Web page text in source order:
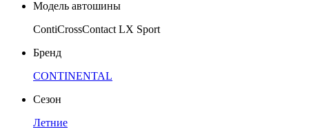
Модель автошины
ContiCrossContact LX Sport
Бренд
CONTINENTAL
Сезон
Летние